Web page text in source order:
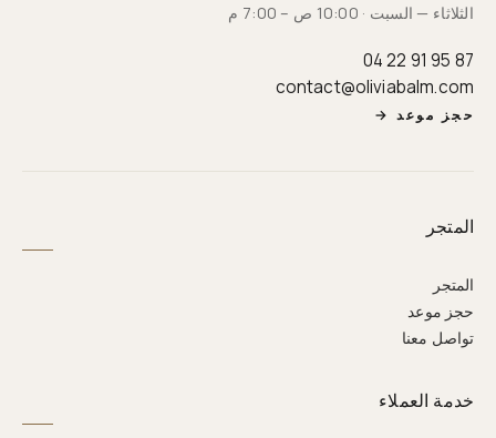
الثلاثاء — السبت · 10:00 ص – 7:00 م
04 22 91 95 87
contact@oliviabalm.com
حجز موعد →
المتجر
المتجر
حجز موعد
تواصل معنا
خدمة العملاء